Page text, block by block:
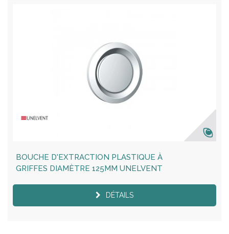
BOUCHE D'EXTRACTION PLASTIQUE À
GRIFFES DIAMÈTRE 125MM UNELVENT
DÉTAILS